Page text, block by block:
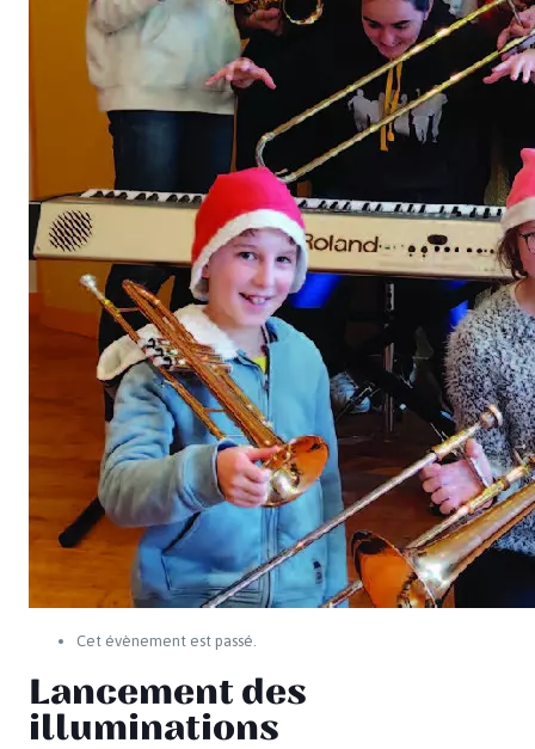
Cet évènement est passé.
Lancement des
illuminations